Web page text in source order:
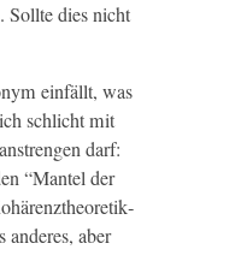
Sollte dies nicht
ein­fällt, was
schlicht mit
darf:
“Man­tel der
aber